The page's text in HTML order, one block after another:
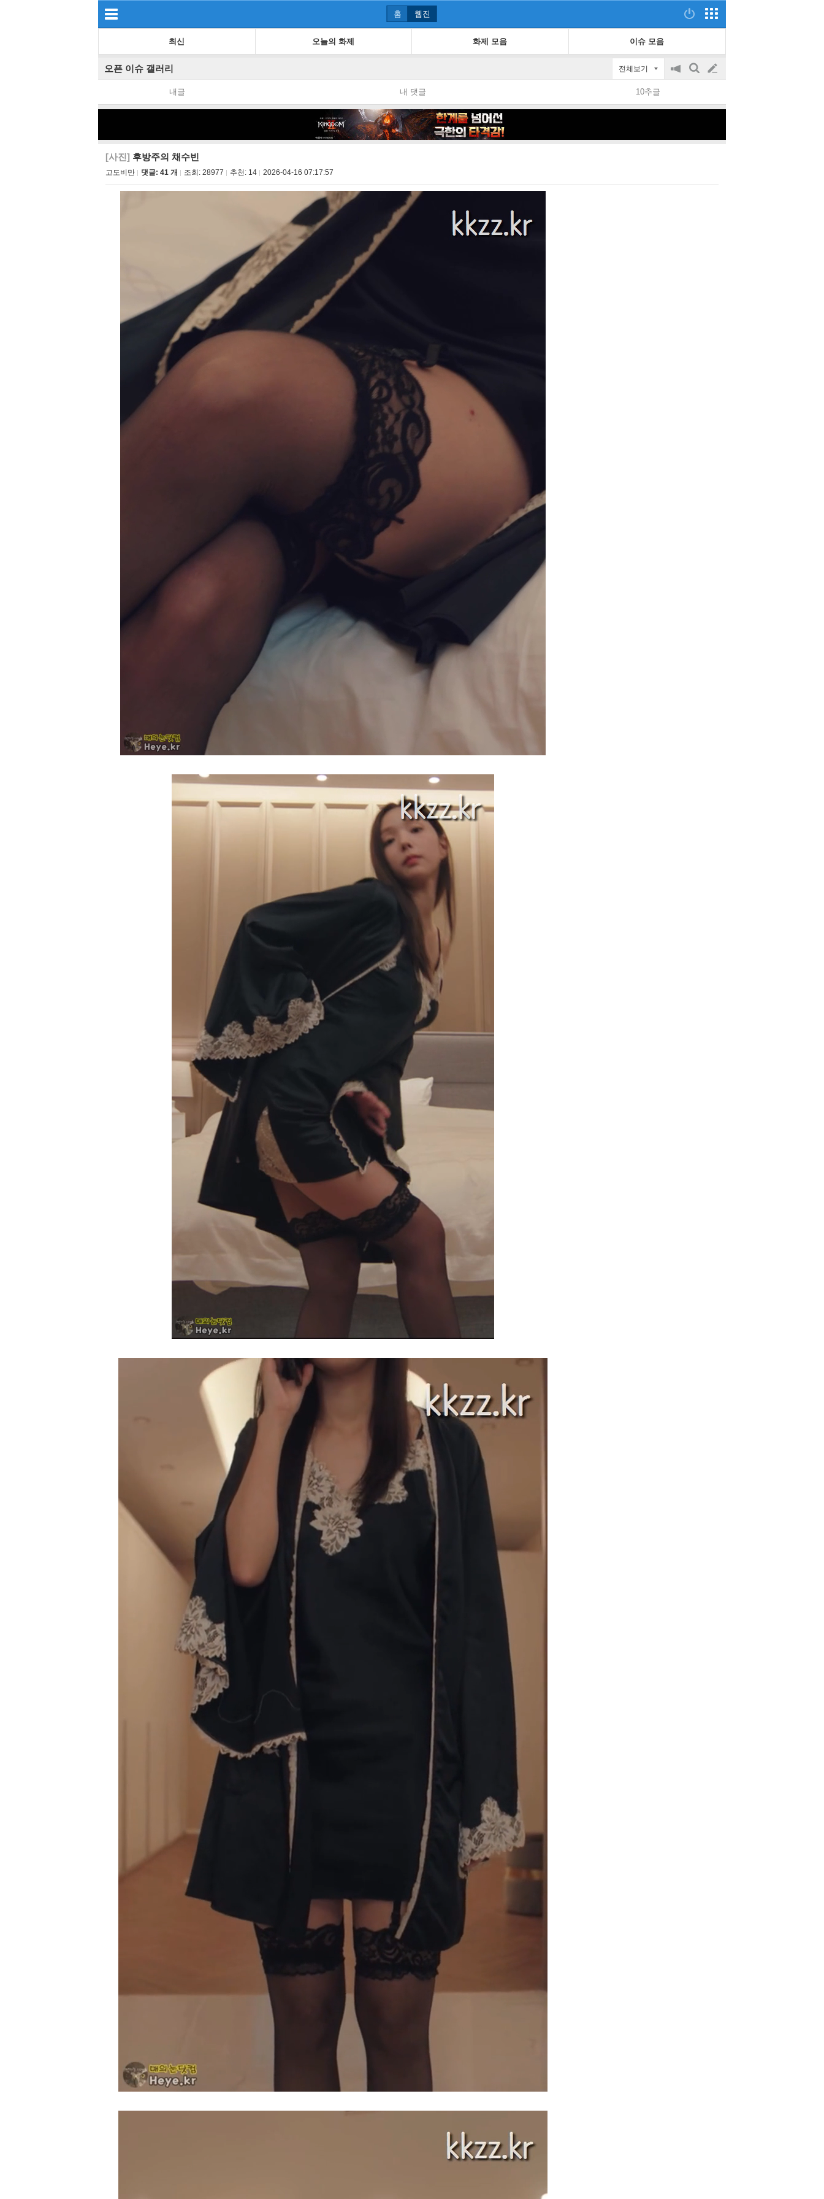
홈 웹진
최신 오늘의 화제 화제 모음 이슈 모음
오픈 이슈 갤러리 전체보기
공
on/off
검
글
쓰
내글 내 댓글 10추글
[사진] 후방주의 채수빈
고도비만 댓글: 41 개 조회: 28977 추천: 14 2026-04-16 07:17:57